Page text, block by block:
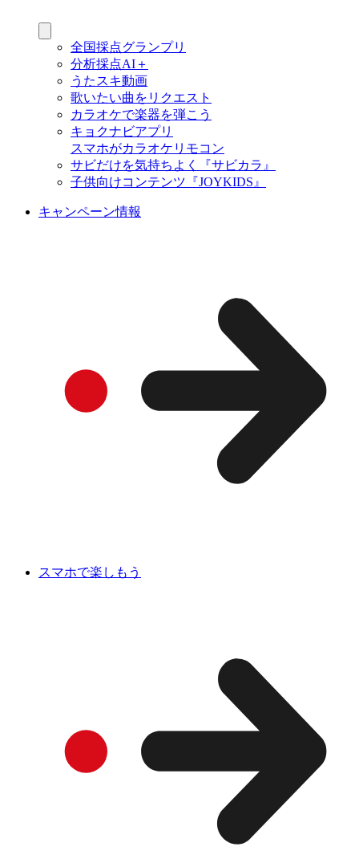
全国採点グランプリ
分析採点AI＋
うたスキ動画
歌いたい曲をリクエスト
カラオケで楽器を弾こう
キョクナビアプリ
スマホがカラオケリモコン
サビだけを気持ちよく『サビカラ』
子供向けコンテンツ『JOYKIDS』
キャンペーン情報
スマホで楽しもう